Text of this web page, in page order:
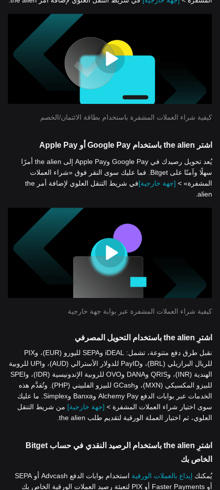
كيفية شراء العملات المشفرة باستخدام بطاقة الائتمان/الخصم
اشتر the alien باستخدام Google Pay أو Apple Pay
يُعد تحويل رصيدك في Google Pay وApple Pay إلى the alien أمرًا
سهلًا وآمنًا على Bitget. فما عليك سوى النقر فوق «شراء العملات
المشفرة» > [جهة خارجية]
في شريط التنقل العلوي لإضافة أمر the
alien.
كيفية شراء العملات المشفرة عبر بوابة جهة خارجية
اشترِ the alien باستخدام التحويل المصرفي
نقبل طرق دفع متنوعة، تشمل: iDEAL وSEPA لليورو (EUR)، وPIX
للريال البرازيلي (BRL)، وPayID للدولار الأسترالي (AUD)، وUPI للروبية
الهندية (INR)، وQRIS وDANA وOVO للروبية الإندونيسية (IDR)، وSPEI
للبيزو المكسيكي (MXN)، وGCash للبيزو الفلبيني (PHP). وتُقدَّم هذه
الخدمات عبر بوابات الدفع Alchemy Pay وBanxa وSimplex. ما عليك
سوى اختيار شراء العملات المشفرة > [جهة خارجية] من شريط التنقل
العلوي، ثم اختيار العملة الورقية لتقديم طلب the alien.
اشترِ the alien باستخدام الرصيد النقدي في حساب Bitget
الخاص بك
يُمكنك إيداع بالعملات الورقية
استخدام بوابات الدفع Advcash أو SEPA
أو Faster Payments أو PIX لتعبئة رصيد العملات الورقية الخاص بك